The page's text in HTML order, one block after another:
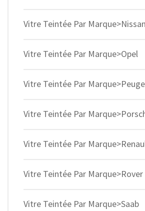
Vitre Teintée Par Marque>Nissan
Vitre Teintée Par Marque>Opel
Vitre Teintée Par
Vitre Teintée Par
Vitre Teintée Par
Vitre Teintée Par Marque>Rover
Vitre Teintée Par Marque>Saab